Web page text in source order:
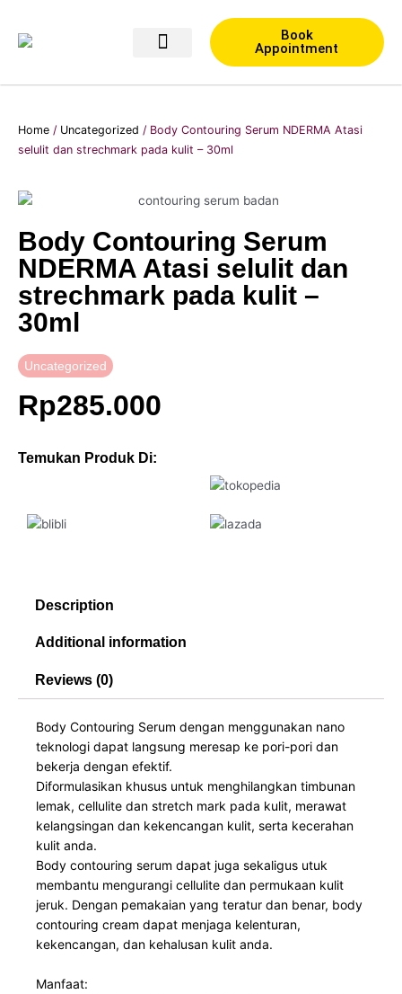
content
Book
Appointment
Home / Uncategorized / Body Contouring Serum NDERMA Atasi
selulit dan strechmark pada kulit – 30ml
Body Contouring Serum
NDERMA Atasi selulit dan
strechmark pada kulit –
30ml
Uncategorized
Rp285.000
Temukan Produk Di:
Description
Additional information
Reviews (0)
Body Contouring Serum dengan menggunakan nano
teknologi dapat langsung meresap ke pori-pori dan
bekerja dengan efektif.
Diformulasikan khusus untuk menghilangkan timbunan
lemak, cellulite dan stretch mark pada kulit, merawat
kelangsingan dan kekencangan kulit, serta kecerahan
kulit anda.
Body contouring serum dapat juga sekaligus utuk
membantu mengurangi cellulite dan permukaan kulit
jeruk. Dengan pemakaian yang teratur dan benar, body
contouring cream dapat menjaga kelenturan,
kekencangan, dan kehalusan kulit anda.
Manfaat: